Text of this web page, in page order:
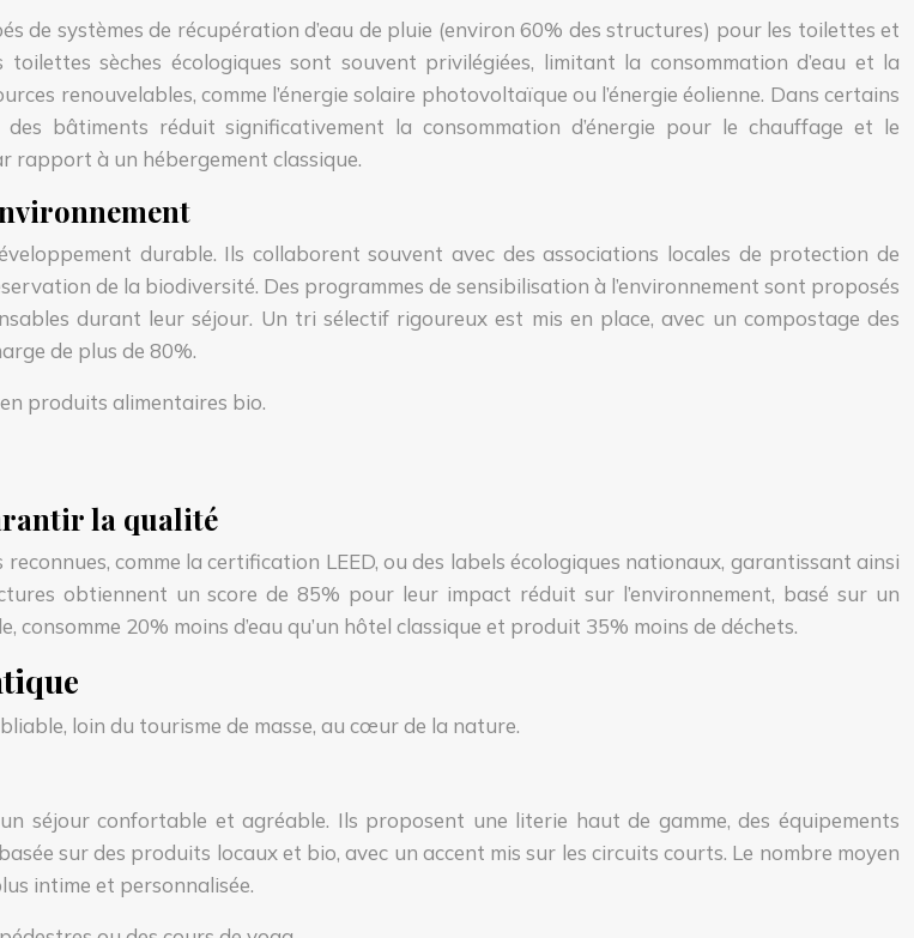
de systèmes de récupération d’eau de pluie (environ 60% des structures) pour les toilettes et
toilettes sèches écologiques sont souvent privilégiées, limitant la consommation d’eau et la
renouvelables, comme l’énergie solaire photovoltaïque ou l’énergie éolienne. Dans certains
bâtiments réduit significativement la consommation d’énergie pour le chauffage et le
rapport à un hébergement classique.
durable. Ils collaborent souvent avec des associations locales de protection de
de la biodiversité. Des programmes de sensibilisation à l’environnement sont proposés
durant leur séjour. Un tri sélectif rigoureux est mis en place, avec un compostage des
de plus de 80%.
produits alimentaires bio.
la qualité
comme la certification LEED, ou des labels écologiques nationaux, garantissant ainsi
obtiennent un score de 85% pour leur impact réduit sur l’environnement, basé sur un
20% moins d’eau qu’un hôtel classique et produit 35% moins de déchets.
loin du tourisme de masse, au cœur de la nature.
séjour confortable et agréable. Ils proposent une literie haut de gamme, des équipements
sur des produits locaux et bio, avec un accent mis sur les circuits courts. Le nombre moyen
intime et personnalisée.